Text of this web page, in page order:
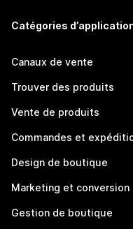
Catégories
Canaux de vente
Trouver des produits
Vente de produits
Commandes et
Design de boutique
Marketing et conversion
Gestion de boutique